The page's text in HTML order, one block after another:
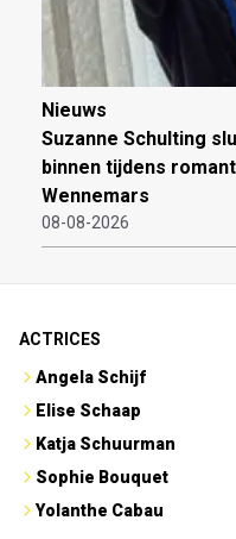
Nieuws
Suzanne Schulting
binnen tijdens
Wennemars
08-08-2026
ACTRICES
Angela Schijf
Elise Schaap
Katja Schuurman
Sophie Bouquet
Yolanthe Cabau